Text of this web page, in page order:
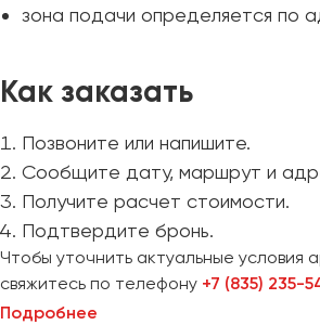
зона подачи определяется по
Как заказать
Позвоните или напишите.
Сообщите дату, маршрут и
Получите расчет стоимости.
Подтвердите бронь.
Чтобы уточнить актуальные условия
свяжитесь по телефону +7 (835) 235-
Подробнее